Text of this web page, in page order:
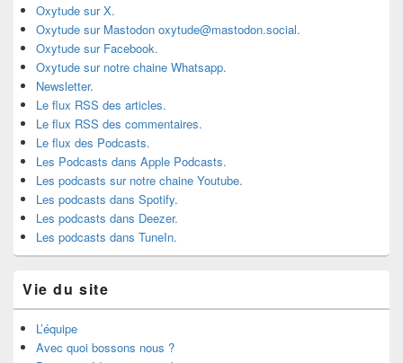
Oxytude sur X.
Oxytude sur Mastodon oxytude@mastodon.social.
Oxytude sur Facebook.
Oxytude sur notre chaine Whatsapp.
Newsletter.
Le flux RSS des articles.
Le flux RSS des commentaires.
Le flux des Podcasts.
Les Podcasts dans Apple Podcasts.
Les podcasts sur notre chaine Youtube.
Les podcasts dans Spotify.
Les podcasts dans Deezer.
Les podcasts dans TuneIn.
Vie du site
L’équipe
Avec quoi bossons nous ?